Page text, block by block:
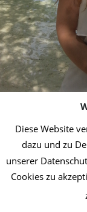
2019 Initiative
Diese Website
dazu und zu
unserer
Cookies zu